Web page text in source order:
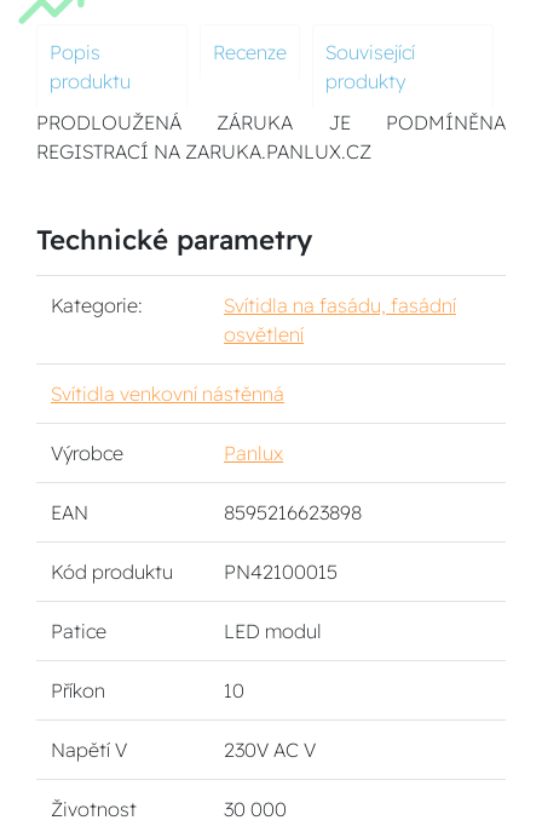
Popis
produktu
Recenze
Související
produkty
PRODLOUŽENÁ ZÁRUKA JE PODMÍNĚNA
REGISTRACÍ NA ZARUKA.PANLUX.CZ
Technické parametry
Kategorie:
Svítidla na fasádu, fasádní
osvětlení
Svítidla venkovní nástěnná
Výrobce Panlux
EAN 8595216623898
Kód produktu PN42100015
Patice LED modul
Příkon 10
Napětí V 230V AC V
Životnost 30 000